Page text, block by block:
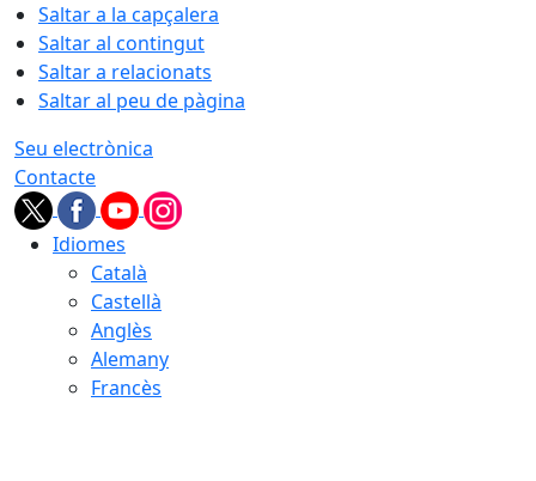
Saltar a la capçalera
Saltar al contingut
Saltar a relacionats
Saltar al peu de pàgina
Seu electrònica
Contacte
Idiomes
Català
Castellà
Anglès
Alemany
Francès